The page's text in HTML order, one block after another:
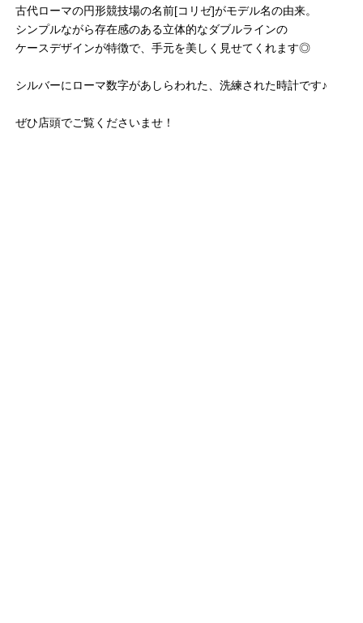
古代ローマの円形競技場の名前[コリゼ]がモデル名の由来。
シンプルながら存在感のある立体的なダブルラインの
ケースデザインが特徴で、手元を美しく見せてくれます◎
シルバーにローマ数字があしらわれた、洗練された時計です♪
ぜひ店頭でご覧くださいませ！